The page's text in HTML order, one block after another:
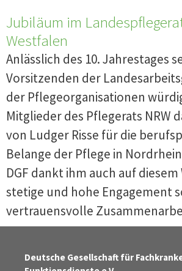
Jubiläum im
Westfalen
Anlässlich des 10. Jahrestages
Vorsitzenden der
der Pflegeorganisationen
Mitglieder des Pflegerats NRW
von Ludger Risse für die
Belange der Pflege in
DGF dankt ihm auch auf diesem
stetige und hohe Engagement
vertrauensvolle
Deutsche Gesellschaft für